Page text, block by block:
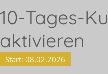
10-Tages-
aktivieren
Start: 08.02.2026